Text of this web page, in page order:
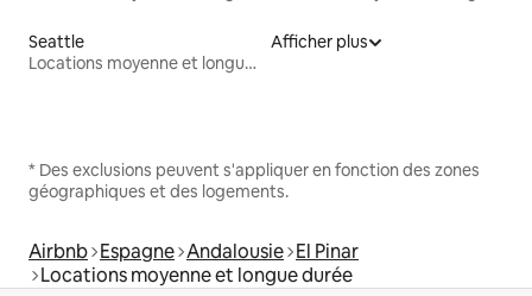
Seattle
Locations moyenne et longue durée
Afficher plus
* Des exclusions peuvent s'appliquer en fonction des zones
géographiques et des logements.
Airbnb Espagne Andalousie El Pinar
Locations moyenne et longue durée